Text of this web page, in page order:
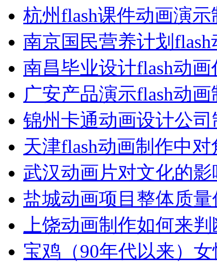
杭州flash课件动画演
南京国民营养计划
南昌毕业设计flash动
广安产品演示flash动
锦州卡通动画设计公
天津flash动画制作中
武汉动画片对文化的影
盐城动画项目整体质
上饶动画制作如何来
宝鸡（90年代以来）